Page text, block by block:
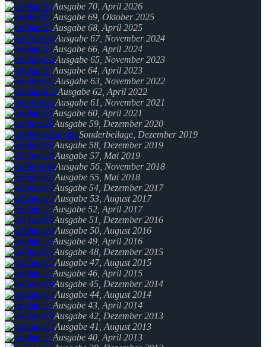
Ausgabe 70, April 2026
Ausgabe 69, Oktober 2025
Ausgabe 68, April 2025
Ausgabe 67, November 2024
Ausgabe 66, April 2024
Ausgabe 65, November 2023
Ausgabe 64, April 2023
Ausgabe 63, November 2022
Ausgabe 62, April 2022
Ausgabe 61, November 2021
Ausgabe 60, April 2021
Ausgabe 59, Dezember 2020
Sonderbeilage, Dezember 2019
Ausgabe 58, Dezember 2019
Ausgabe 57, Mai 2019
Ausgabe 56, November 2018
Ausgabe 55, Mai 2018
Ausgabe 54, Dezember 2017
Ausgabe 53, August 2017
Ausgabe 52, April 2017
Ausgabe 51, Dezember 2016
Ausgabe 50, August 2016
Ausgabe 49, April 2016
Ausgabe 48, Dezember 2015
Ausgabe 47, August 2015
Ausgabe 46, April 2015
Ausgabe 45, Dezember 2014
Ausgabe 44, August 2014
Ausgabe 43, April 2014
Ausgabe 42, Dezember 2013
Ausgabe 41, August 2013
Ausgabe 40, April 2013